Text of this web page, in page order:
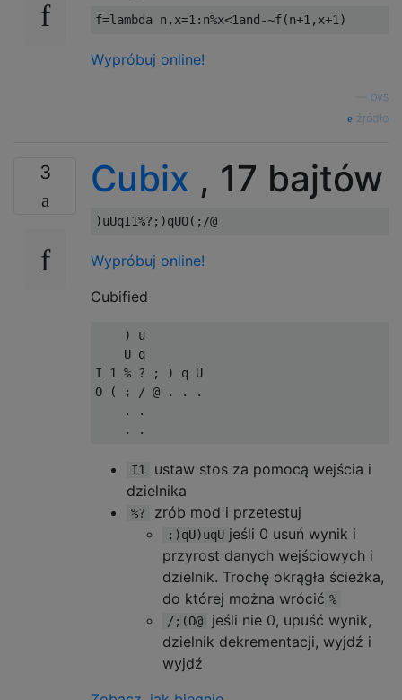
f=lambda n , x=1 : n%x<1and -~f(n+1 , x+1 )
Wypróbuj online!
ovs
źródło
3 Cubix , 17 bajtów
Wypróbuj online!
Cubified
    ) u
    U q
I 1 % ? ; ) q U
O ( ; / @ . . .
    . .
I1
ustaw stos za pomocą wejścia i
dzielnika
%? zrób mod i przetestuj
;)qU)uqU jeśli 0 usuń wynik i
przyrost danych wejściowych i
dzielnik. Trochę okrągła ścieżka,
do której można wrócić %
/;(O@
jeśli nie 0, upuść wynik,
dzielnik dekrementacji, wyjdź i
wyjdź